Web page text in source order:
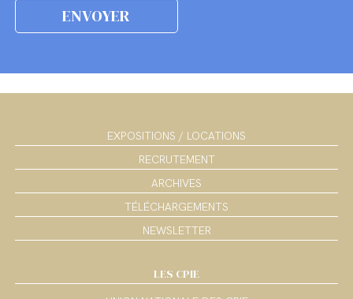
EXPOSITIONS / LOCATIONS
RECRUTEMENT
ARCHIVES
TÉLÉCHARGEMENTS
NEWSLETTER
LES CPIE